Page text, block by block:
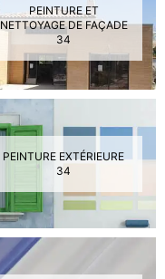
PEINTURE ET
NETTOYAGE DE FAÇADE
34
PEINTURE EXTÉRIEURE
34